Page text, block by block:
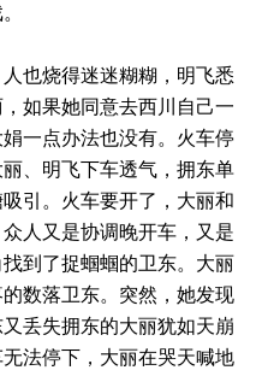
也烧得迷迷糊糊，明飞悉
如果她同意去西川自己一
一点办法也没有。火车停
、明飞下车透气，拥东单
引。火车要开了，大丽和
人又是协调晚开车，又是
到了捉蝈蝈的卫东。大丽
数落卫东。突然，她发现
丢失拥东的大丽犹如天崩
法停下，大丽在哭天喊地